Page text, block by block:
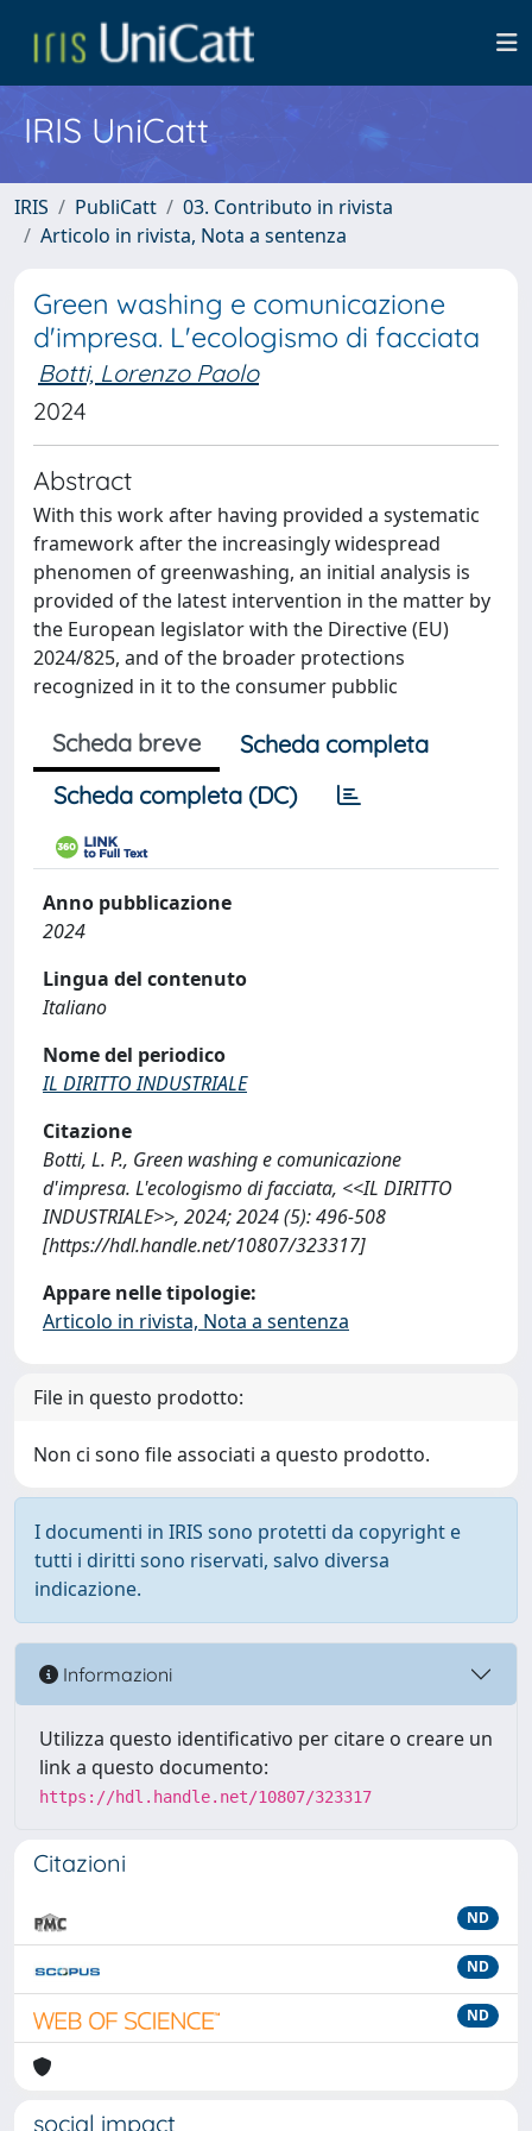
IRIS UniCatt
IRIS PubliCatt
03. Contributo in rivista
Articolo in rivista, Nota a sentenza
Green washing e comunicazione
d'impresa. L'ecologismo di facciata
Botti, Lorenzo Paolo
2024
Abstract
With this work after having provided a systematic
framework after the increasingly widespread
phenomen of greenwashing, an initial analysis is
provided of the latest intervention in the matter by
the European legislator with the Directive (EU)
2024/825, and of the broader protections
recognized in it to the consumer pubblic
Scheda breve
Scheda completa
Scheda completa (DC)
Anno pubblicazione
2024
Lingua del contenuto
Italiano
Nome del periodico
IL DIRITTO INDUSTRIALE
Citazione
Botti, L. P., Green washing e comunicazione
d'impresa. L'ecologismo di facciata, <<IL DIRITTO
INDUSTRIALE>>, 2024; 2024 (5): 496-508
[https://hdl.handle.net/10807/323317]
Appare nelle tipologie:
Articolo in rivista, Nota a sentenza
File in questo prodotto:
Non ci sono file associati a questo prodotto.
I documenti in IRIS sono protetti da copyright e
tutti i diritti sono riservati, salvo diversa
indicazione.
Informazioni
Utilizza questo identificativo per citare o creare un
link a questo documento:
https://hdl.handle.net/10807/323317
Citazioni
ND
ND
ND
social impact